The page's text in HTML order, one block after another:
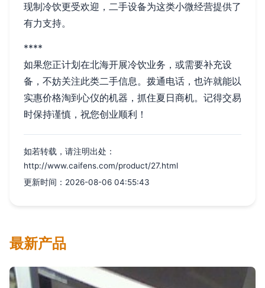
现制冷饮更受欢迎，二手设备为这类小微经营提供了
有力支持。
****
如果您正计划在北海开展冷饮业务，或需要补充设
备，不妨关注此类二手信息。拨通电话，也许就能以
实惠价格淘到心仪的机器，抓住夏日商机。记得交易
时保持谨慎，祝您创业顺利！
如若转载，请注明出处：
http://www.caifens.com/product/27.html
更新时间：2026-08-06 04:55:43
最新产品